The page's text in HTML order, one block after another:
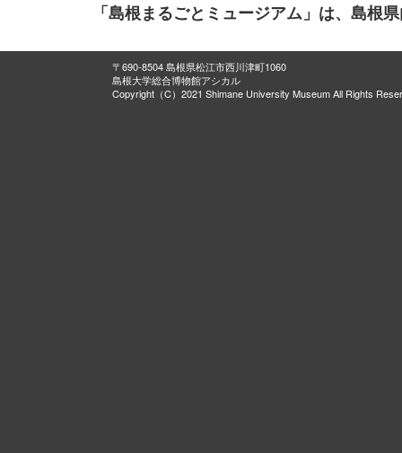
「島根まるごとミュージアム」は、島根
〒690-8504 島根県松江市西川津町1060
島根大学総合博物館アシカル
Copyright（C）2021 Shimane University Museum All Rights